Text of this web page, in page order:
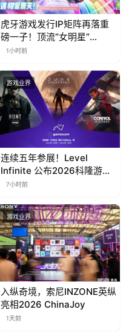
虎牙游戏发行IP矩阵再落重
磅一子！顶流“女明星”
ZANMANG LOOPY 正版3D
曝光
1小时前
游戏业界
连续五年参展！Level
Infinite 公布2026科隆游戏
展产品阵容
7小时前
游戏业界
入纵奇境，索尼INZONE英纵
亮相2026 ChinaJoy
1天前